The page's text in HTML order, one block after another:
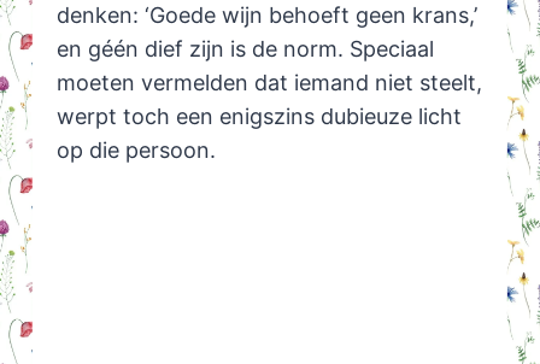
denken: ‘Goede wijn behoeft geen krans,’
en géén dief zijn is de norm. Speciaal
moeten vermelden dat iemand niet steelt,
werpt toch een enigszins dubieuze licht
op die persoon.